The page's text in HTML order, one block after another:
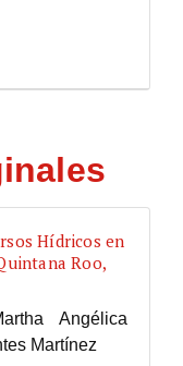
Hídricos en
Roo,
Angélica
Martínez